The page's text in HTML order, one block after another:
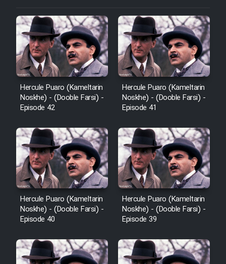
Film Avar
Film Behtarin Tabestan Man
Film Mard Aftabi
Film Salam be Entezar
Film Tejarat
Film Entehaye Ghodrat
Cartoon Robin Hood - Dooble
Hercule Puaro (Kameltarin
Noskhe) - (Dooble Farsi) -
Episode 42
Hercule Puaro (Kameltarin
Noskhe) - (Dooble Farsi) -
Episode 41
Hercule Puaro (Kameltarin
Noskhe) - (Dooble Farsi) -
Episode 40
Hercule Puaro (Kameltarin
Noskhe) - (Dooble Farsi) -
Episode 39